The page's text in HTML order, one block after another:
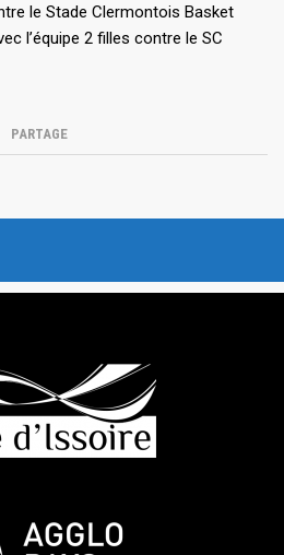
le Stade Clermontois Basket
l’équipe 2 filles contre le SC
PARTAGE